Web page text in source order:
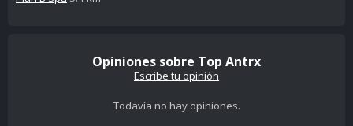
Opiniones sobre Top Antrx
Escribe tu opinión
Todavía no hay opiniones.